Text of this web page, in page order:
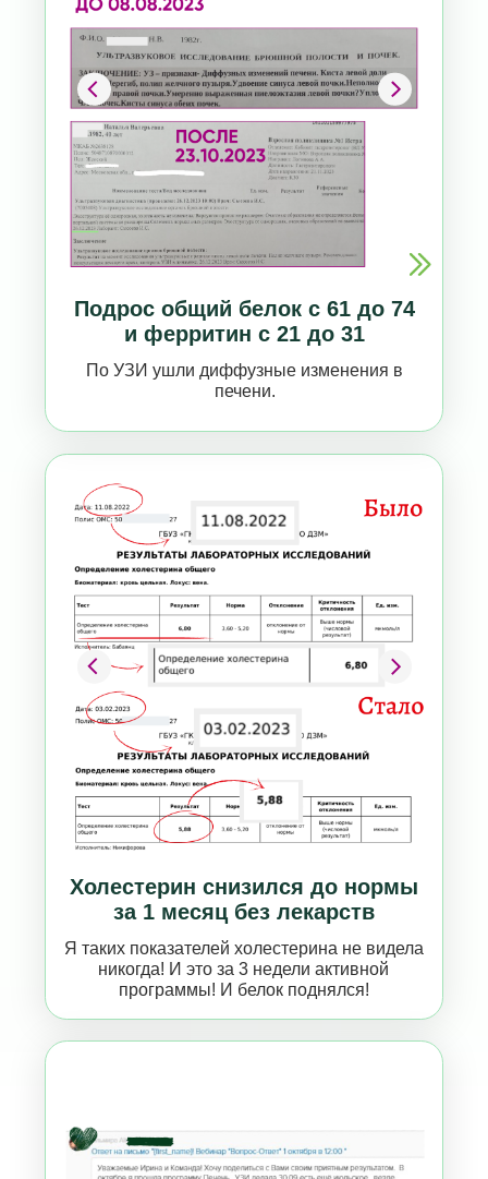
Холестерин снизился до нормы
за 1 месяц без лекарств
Я таких показателей холестерина не видела
никогда! И это за 3 недели активной
программы! И белок поднялся!
Подрос общий белок с 61 до 74
и ферритин с 21 до 31
По УЗИ ушли диффузные изменения в
печени.